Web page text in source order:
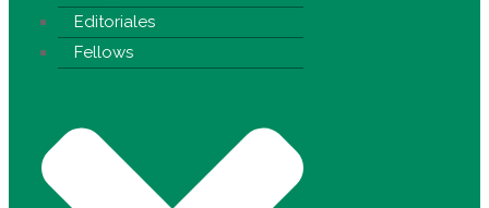
Editoriales
Fellows